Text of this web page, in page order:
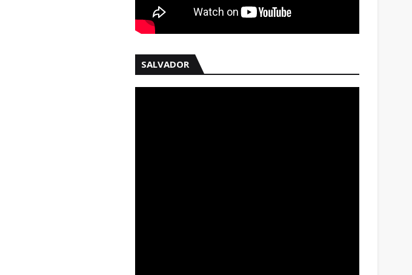
SALVADOR